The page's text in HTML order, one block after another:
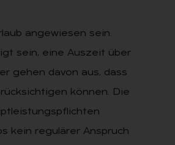
angewiesen sein.
sein, eine Auszeit über
gehen davon aus, dass
können. Die
kein regulärer Anspruch